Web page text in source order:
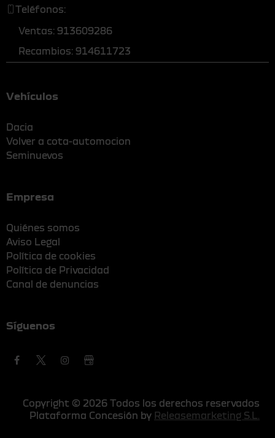
Teléfonos:
Ventas: 913609286
Recambios: 914611723
Vehículos
Dacia
Volver a cota-automocion
Seminuevos
Empresa
Quiénes somos
Aviso Legal
Política de cookies
Política de Privacidad
Canal de denuncias
Síguenos
Copyright © 2026 Todos los derechos reservados
Plataforma Concesión by Releasemarketing S.L.